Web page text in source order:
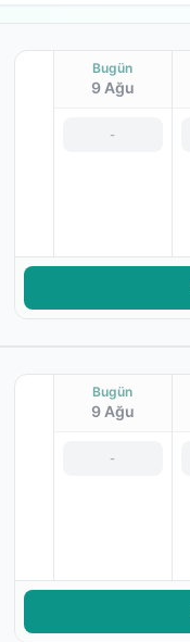
Bugün
9 Ağu
-
Bugün
9 Ağu
-